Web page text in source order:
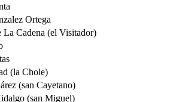
Ortega
La Cadena (el Visitador)
(la Chole)
(san Cayetano)
(san Miguel)